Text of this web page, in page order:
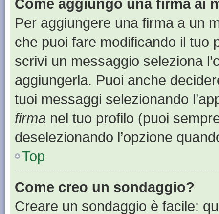
Come aggiungo una firma ai
Per aggiungere una firma a un
che puoi fare modificando il tuo
scrivi un messaggio seleziona
aggiungerla. Puoi anche
tuoi messaggi selezionando
firma nel tuo profilo (puoi
deselezionando l’opzione
Top
Come creo un sondaggio?
Creare un sondaggio è facile: